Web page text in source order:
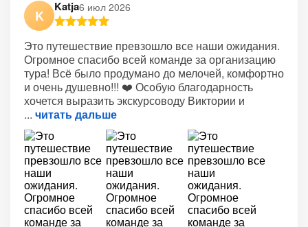
K
Katja6 июл 2026
Это путешествие превзошло все наши ожидания.
Огромное спасибо всей команде за организацию
тура! Всё было продумано до мелочей, комфортно
и очень душевно!!! ❤️ Особую благодарность
хочется выразить экскурсоводу Виктории и
читать дальше